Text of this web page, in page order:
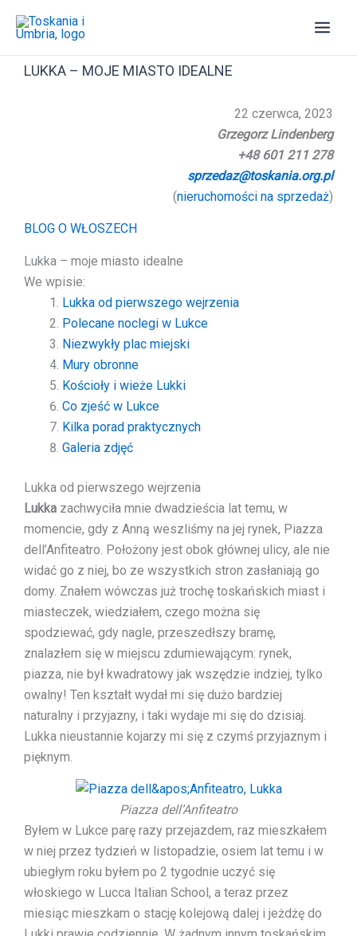
LUKKA – MOJE MIASTO IDEALNE
22 czerwca, 2023
Grzegorz Lindenberg
+48 601 211 278
sprzedaz@toskania.org.pl
(nieruchomości na sprzedaż)
BLOG O WŁOSZECH
Lukka – moje miasto idealne
We wpisie:
Lukka od pierwszego wejrzenia
Polecane noclegi w Lukce
Niezwykły plac miejski
Mury obronne
Kościoły i wieże Lukki
Co zjeść w Lukce
Kilka porad praktycznych
Galeria zdjęć
Lukka od pierwszego wejrzenia
Lukka zachwyciła mnie dwadzieścia lat temu, w
momencie, gdy z Anną weszliśmy na jej rynek, Piazza
dell’Anfiteatro. Położony jest obok głównej ulicy, ale nie
widać go z niej, bo ze wszystkich stron zasłaniają go
domy. Znałem wówczas już trochę toskańskich miast i
miasteczek, wiedziałem, czego można się
spodziewać, gdy nagle, przeszedłszy bramę,
znalazłem się w miejscu zdumiewającym: rynek,
piazza, nie był kwadratowy jak wszędzie indziej, tylko
owalny! Ten kształt wydał mi się dużo bardziej
naturalny i przyjazny, i taki wydaje mi się do dzisiaj.
Lukka nieustannie kojarzy mi się z czymś przyjaznym i
pięknym.
Piazza dell’Anfiteatro
Byłem w Lukce parę razy przejazdem, raz mieszkałem
w niej przez tydzień w listopadzie, osiem lat temu i w
ubiegłym roku byłem po 2 tygodnie uczyć się
włoskiego w Lucca Italian School, a teraz przez
miesiąc mieszkam o stację kolejową dalej i jeżdżę do